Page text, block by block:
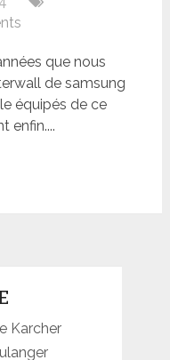
que nous
de samsung
équipés de ce
enfin....
Karcher